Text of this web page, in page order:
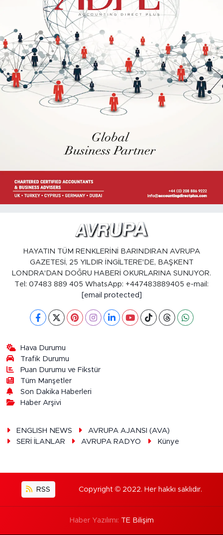
HAYATIN TÜM RENKLERİNİ BARINDIRAN AVRUPA
GAZETESİ, 25 YILDIR İNGİLTERE'DE, BAŞKENT
LONDRA'DAN DOĞRU HABERİ OKURLARINA SUNUYOR.
Tel: 07483 889 405 WhatsApp: +447483889405 e-mail:
[email protected]
Hava Durumu
Trafik Durumu
Puan Durumu ve Fikstür
Tüm Manşetler
Son Dakika Haberleri
Haber Arşivi
ENGLISH NEWS
AVRUPA AJANSI (AVA)
SERİ İLANLAR
AVRUPA RADYO Künye
RSS Copyright © 2022. Her hakkı saklıdır.
Haber Yazılımı: TE Bilişim